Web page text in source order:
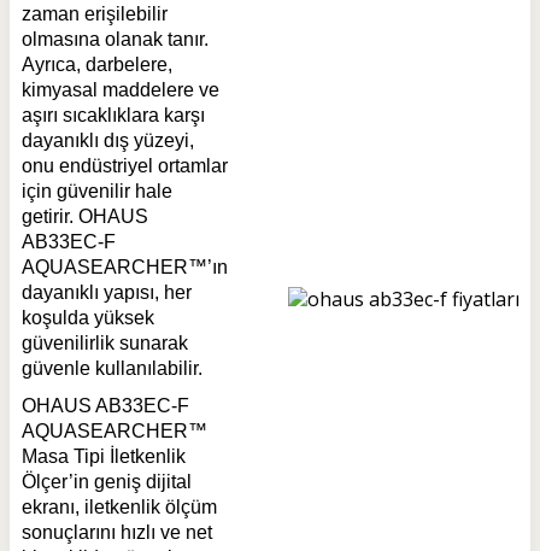
zaman erişilebilir
olmasına olanak tanır.
Ayrıca, darbelere,
kimyasal maddelere ve
aşırı sıcaklıklara karşı
dayanıklı dış yüzeyi,
onu endüstriyel ortamlar
için güvenilir hale
getirir. OHAUS
AB33EC-F
AQUASEARCHER™’ın
dayanıklı yapısı, her
koşulda yüksek
güvenilirlik sunarak
güvenle kullanılabilir.
OHAUS AB33EC-F
AQUASEARCHER™
Masa Tipi İletkenlik
Ölçer’in geniş dijital
ekranı, iletkenlik ölçüm
sonuçlarını hızlı ve net